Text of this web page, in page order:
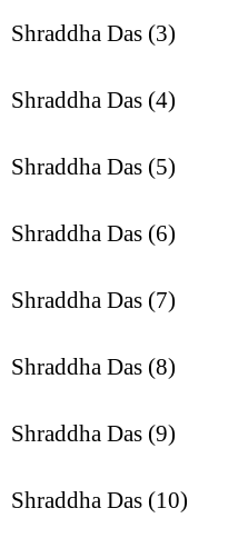
Shraddha Das (3)
Shraddha Das (4)
Shraddha Das (5)
Shraddha Das (6)
Shraddha Das (7)
Shraddha Das (8)
Shraddha Das (9)
Shraddha Das (10)